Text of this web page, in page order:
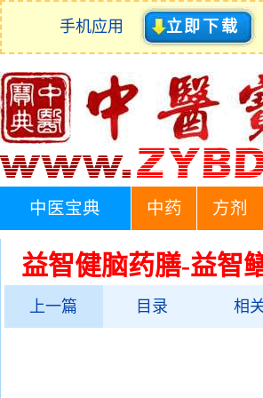
手机应用 立即下载
中医宝典 中药 方剂
益智健脑药膳-益智
上一篇 目录 相